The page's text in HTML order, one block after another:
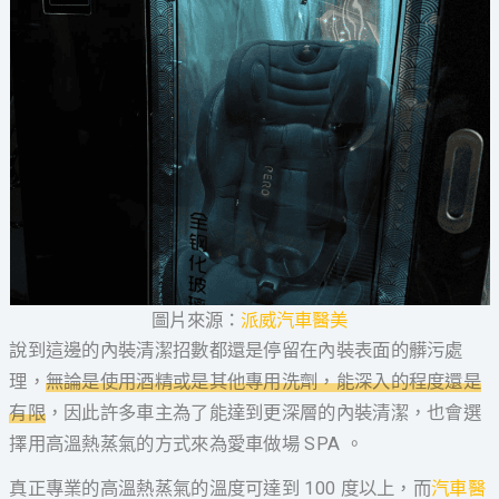
圖片來源： 派威汽車醫美
說到這邊的內裝清潔招數都還是停留在內裝表面的髒污處
理， 無論是使用酒精或是其他專用洗劑，能深入的程度還是
有限，因此許多車主為了能達到更深層的內裝清潔，也會選
擇用高溫熱蒸氣的方式來為愛車做場 SPA 。
真正專業的高溫熱蒸氣的溫度可達到 100 度以上，而汽車醫